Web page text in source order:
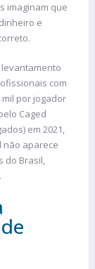
imaginam que
e
levantamento
com
mil por jogador
Caged
em 2021,
aparece
do Brasil,
.